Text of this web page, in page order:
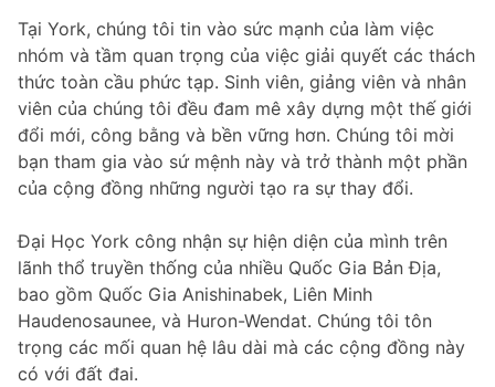
Tại York, chúng tôi tin vào sức mạnh của làm việc
nhóm và tầm quan trọng của việc giải quyết các thách
thức toàn cầu phức tạp. Sinh viên, giảng viên và nhân
viên của chúng tôi đều đam mê xây dựng một thế giới
đổi mới, công bằng và bền vững hơn. Chúng tôi mời
bạn tham gia vào sứ mệnh này và trở thành một phần
của cộng đồng những người tạo ra sự thay đổi.
Đại Học York công nhận sự hiện diện của mình trên
lãnh thổ truyền thống của nhiều Quốc Gia Bản Địa,
bao gồm Quốc Gia Anishinabek, Liên Minh
Haudenosaunee, và Huron-Wendat. Chúng tôi tôn
trọng các mối quan hệ lâu dài mà các cộng đồng này
có với đất đai.